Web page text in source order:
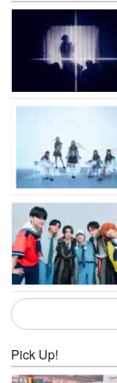
Pick Up!